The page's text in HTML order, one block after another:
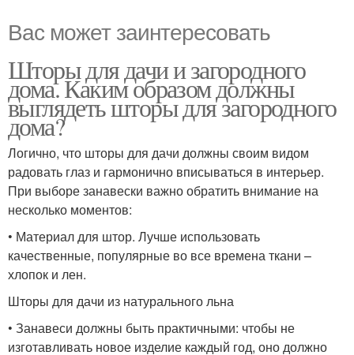
Вас может заинтересовать
Шторы для дачи и загородного
дома. Каким образом должны
выглядеть шторы для загородного
дома?
Логично, что шторы для дачи должны своим видом
радовать глаз и гармонично вписываться в интерьер.
При выборе занавески важно обратить внимание на
несколько моментов:
• Материал для штор. Лучше использовать
качественные, популярные во все времена ткани –
хлопок и лен.
Шторы для дачи из натурального льна
• Занавеси должны быть практичными: чтобы не
изготавливать новое изделие каждый год, оно должно